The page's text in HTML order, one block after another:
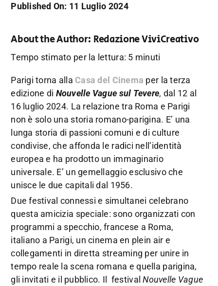
Published On: 11 Luglio 2024
About the Author: Redazione ViviCreativo
Tempo stimato per la lettura: 5 minuti
Parigi torna alla Casa del Cinema per la terza
edizione di Nouvelle Vague sul Tevere, dal 12 al
16 luglio 2024. La relazione tra Roma e Parigi
non è solo una storia romano-parigina. E’ una
lunga storia di passioni comuni e di culture
condivise, che affonda le radici nell’identità
europea e ha prodotto un immaginario
universale. E’ un gemellaggio esclusivo che
unisce le due capitali dal 1956.
Due festival connessi e simultanei celebrano
questa amicizia speciale: sono organizzati con
programmi a specchio, francese a Roma,
italiano a Parigi, un cinema en plein air e
collegamenti in diretta streaming per unire in
tempo reale la scena romana e quella parigina,
gli invitati e il pubblico. Il festivalNouvelle Vague